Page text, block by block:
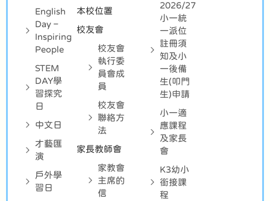
English
Day –
Inspiring
People
STEM
DAY學
習探究
日
中文日
才藝匯
演
戶外學
習日
本校位置
校友會
校友會
執行委
員會成
員
校友會
聯絡方
法
家長教師會
家教會
主席的
信
2026/27
小一統
一派位
註冊須
知及小
一後備
生(叩門
生)申請
小一適
應課程
及家長
會
K3幼小
銜接課
程